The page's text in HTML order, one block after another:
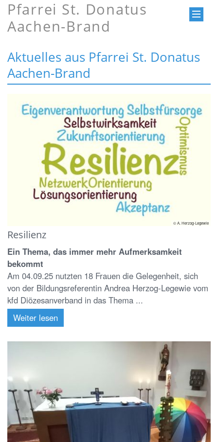
Pfarrei St. Donatus
Aachen-Brand
Aktuelles aus Pfarrei St. Donatus
Aachen-Brand
© A. Herzog-Legewie
Resilienz
Ein Thema, das immer mehr Aufmerksamkeit
bekommt
Am 04.09.25 nutzten 18 Frauen die Gelegenheit, sich
von der Bildungsreferentin Andrea Herzog-Legewie vom
kfd Diözesanverband in das Thema ...
Weiter lesen